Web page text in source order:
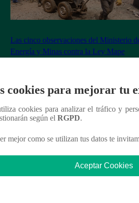
Las cinco observaciones del Ministerio
Energía y Minas contra la Ley Mape
interesar
cookies para mejorar tu
cookies para analizar el tráfico y
según el RGPD.
mejor como se utilizan tus datos te
Aceptar Cookies